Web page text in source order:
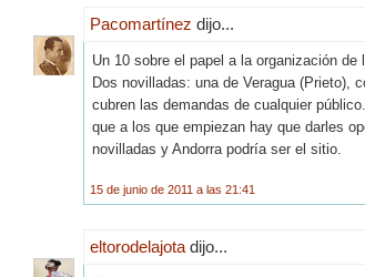
Pacomartínez dijo...
Un 10 sobre el papel a la organización
Dos novilladas: una de Veragua (Prieto),
cubren las demandas de cualquier
que a los que empiezan hay que darles
novilladas y Andorra podría ser el sitio.
15 de junio de 2011 a las 21:41
eltorodelajota dijo...